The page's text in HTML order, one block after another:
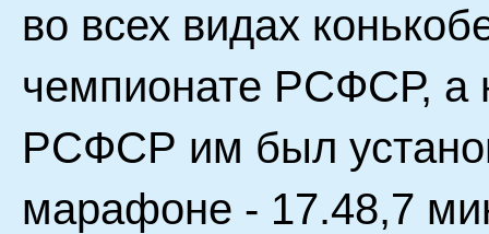
во всех видах
чемпионате РСФСР, а
РСФСР им был
марафоне - 17.48,7